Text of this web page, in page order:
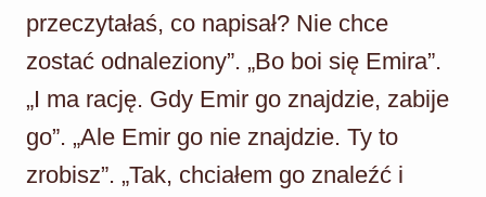
przeczytałaś, co napisał? Nie chce
zostać odnaleziony”. „Bo boi się Emira”.
„I ma rację. Gdy Emir go znajdzie, zabije
go”. „Ale Emir go nie znajdzie. Ty to
zrobisz”. „Tak, chciałem go znaleźć i